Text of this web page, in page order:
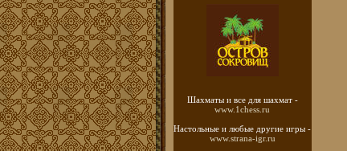
Шахматы и все для шахмат -
www.1chess.ru
Настольные и любые другие игры -
www.strana-igr.ru